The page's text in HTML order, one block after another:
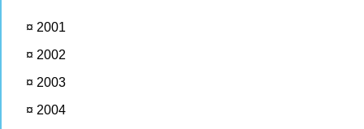
¤ 2001
¤ 2002
¤ 2003
¤ 2004